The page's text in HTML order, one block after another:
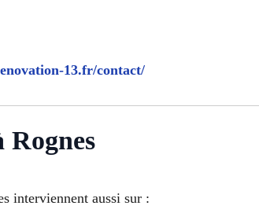
13.fr/contact/
interviennent aussi sur :